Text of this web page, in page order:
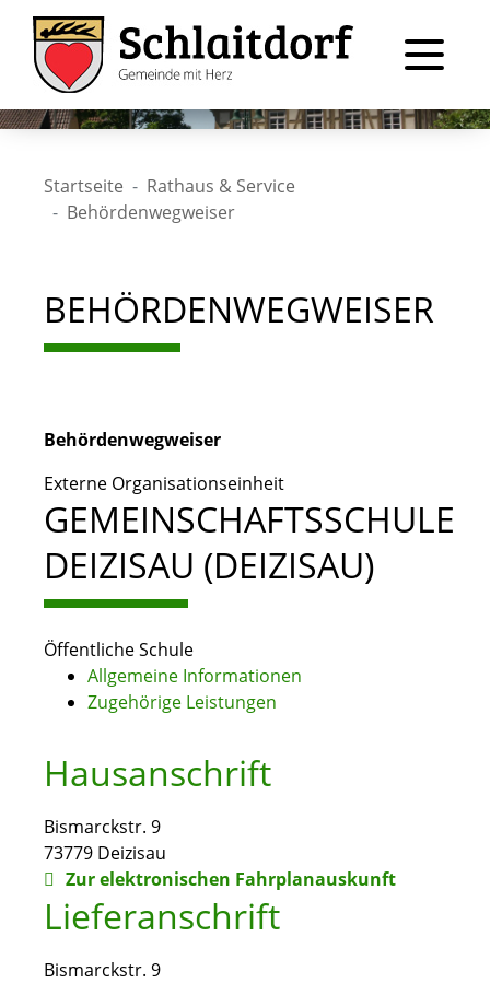
Startseite
Rathaus & Service
Behördenwegweiser
BEHÖRDENWEGWEISER
Behördenwegweiser
Externe Organisationseinheit
GEMEINSCHAFTSSCHULE
DEIZISAU (DEIZISAU)
Öffentliche Schule
Allgemeine Informationen
Zugehörige Leistungen
Hausanschrift
Bismarckstr. 9
73779 Deizisau
Zur elektronischen Fahrplanauskunft
Lieferanschrift
Bismarckstr. 9